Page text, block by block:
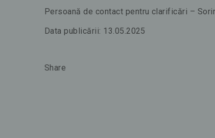
Persoană de contact pentru clarificări –
Data publicării: 13.05.2025
Share